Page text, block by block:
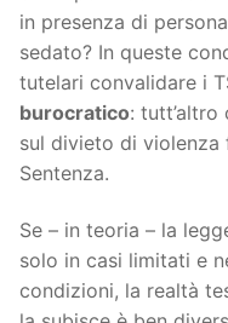
in presenza di
sedato? In queste
tutelari convalidare i
burocratico:
sul divieto di violenza
Sentenza.
Se – in teoria – la
solo in casi limitati e
condizioni, la realtà